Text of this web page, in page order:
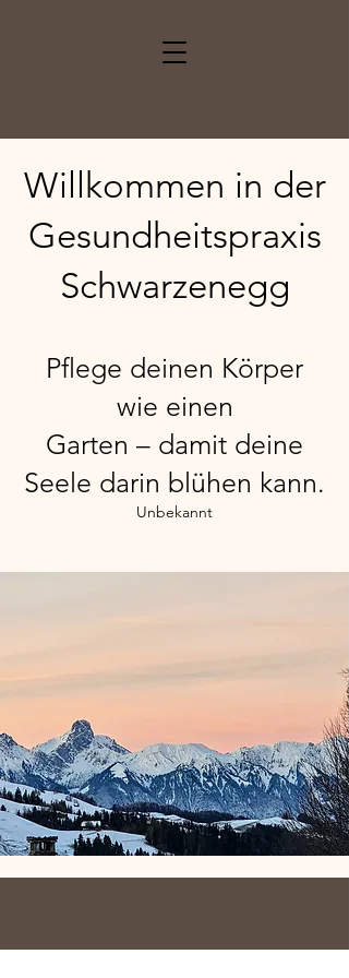
Willkommen in der
Gesundheitspraxis
Schwarzenegg
Pflege deinen Körper
wie einen
Garten – damit deine
Seele darin blühen kann.
Unbekannt